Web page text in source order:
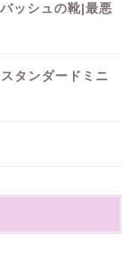
ッシュの靴|最悪
タンダードミニ